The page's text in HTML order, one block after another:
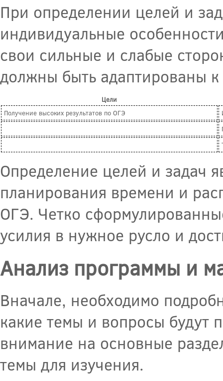
При определении целей и
индивидуальные
свои сильные и слабые
должны быть адаптированы к
Цели
Получение высоких результатов по ОГЭ
Определение целей и задач
планирования времени и
ОГЭ. Четко
усилия в нужное русло и
Анализ программы и
Вначале, необходимо
какие темы и вопросы будут
внимание на основные
темы для изучения.